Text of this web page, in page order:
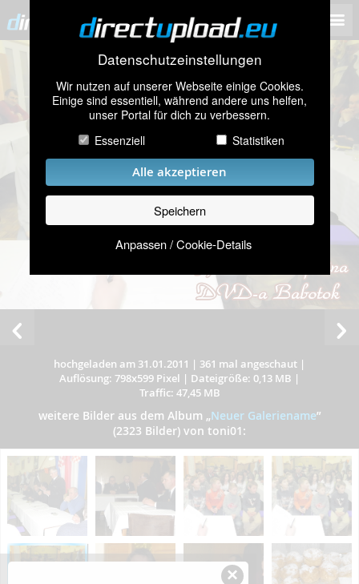
Datenschutzeinstellungen
Wir nutzen auf unserer Webseite einige Cookies.
Einige sind essentiell, während andere uns helfen,
unser Portal für dich zu verbessern.
Essenziell
Statistiken
Alle akzeptieren
Speichern
Anpassen / Cookie-Details
hochgeladen am 31.01.2011 | 361 mal angeschaut |
Auflösung: 798x599 Pixel | Dateigröße: 0,13 MB |
Traffic: 47,45 MB
weitere Bilder aus dem Album „Neuer Galeriename”
(2323 Bilder) von toni01:
×